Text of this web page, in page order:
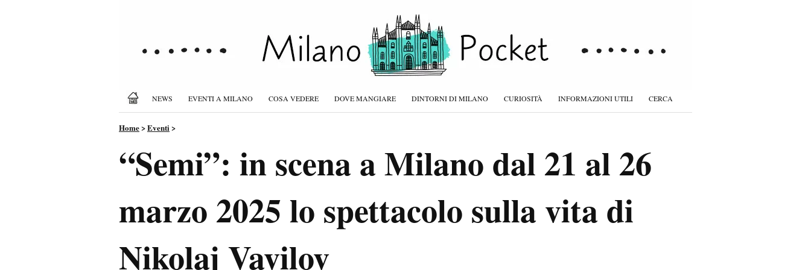
NEWS EVENTI A MILANO COSA VEDERE DOVE MANGIARE DINTORNI DI MILANO CURIOSITÀ INFORMAZIONI UTILI CERCA
Home>Eventi>
“Semi”: in scena a Milano dal 21 al 26
marzo 2025 lo spettacolo sulla vita di
Nikolaj Vavilov